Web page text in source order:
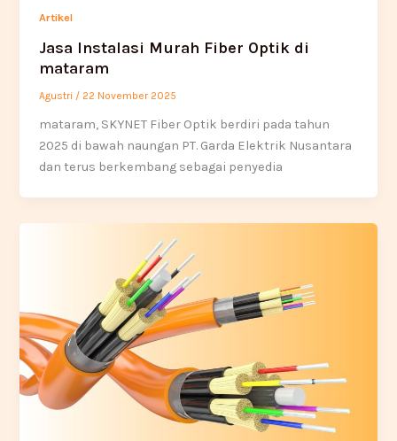
Artikel
Jasa Instalasi Murah Fiber Optik di
mataram
Agustri / 22 November 2025
mataram, SKYNET Fiber Optik berdiri pada tahun
2025 di bawah naungan PT. Garda Elektrik Nusantara
dan terus berkembang sebagai penyedia